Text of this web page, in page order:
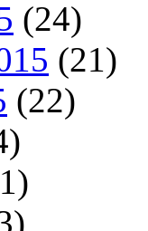
(24)
(21)
(22)